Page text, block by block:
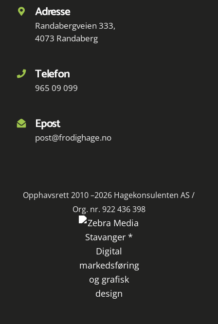
Adresse
Randabergveien 333,
4073 Randaberg
Telefon
965 09 099
Epost
post@frodighage.no
Opphavsrett 2010 –2026 Hagekonsulenten AS /
Org. nr. 922 436 398